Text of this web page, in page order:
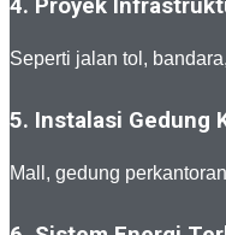
4. Proyek
Seperti jalan tol,
5. Instalasi Gedung
Mall, gedung